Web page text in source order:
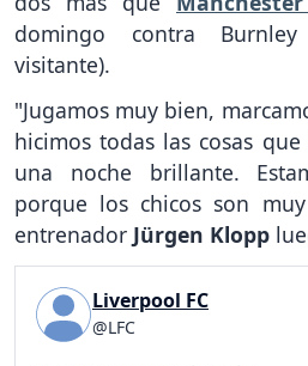
domingo contra
visitante).
"Jugamos muy bien,
hicimos todas las cosas
una noche brillante.
porque los chicos son
entrenador Jürgen Klopp
Liverpool FC
@LFC